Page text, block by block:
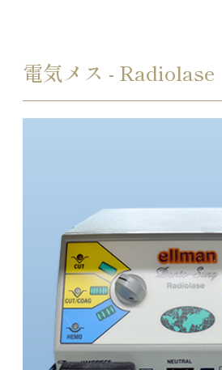
電気メス - Radiolase